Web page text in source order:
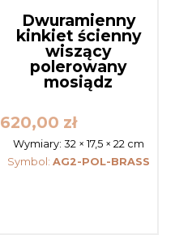
Dwuramienny
kinkiet ścienny
wiszący
polerowany
mosiądz
620,00 zł
Wymiary: 32 × 17,5 × 22 cm
Symbol: AG2-POL-BRASS